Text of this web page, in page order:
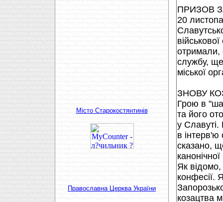
Мiсто Старокостянтинiв
Православна Церква України
ПРИЗОВ
20
отримали,
службу,
мiської
ЗНОВУ
Грою в
та його
у Славутi.
в iнтерв'ю
сказано,
Як вiдомо,
конфесiї.
козацтва